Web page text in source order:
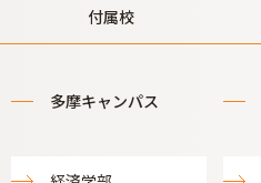
付属校
多摩キャンパス